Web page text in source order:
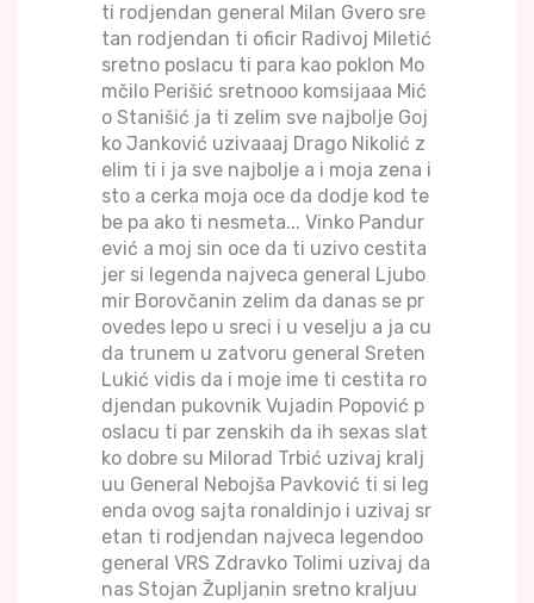
ti rodjendan general Milan Gvero sre
tan rodjendan ti oficir Radivoj Miletić
sretno poslacu ti para kao poklon Mo
mčilo Perišić sretnooo komsijaaa Mić
o Stanišić ja ti zelim sve najbolje Goj
ko Janković uzivaaaj Drago Nikolić z
elim ti i ja sve najbolje a i moja zena i
sto a cerka moja oce da dodje kod te
be pa ako ti nesmeta... Vinko Pandur
ević a moj sin oce da ti uzivo cestita
jer si legenda najveca general Ljubo
mir Borovčanin zelim da danas se pr
ovedes lepo u sreci i u veselju a ja cu
da trunem u zatvoru general Sreten
Lukić vidis da i moje ime ti cestita ro
djendan pukovnik Vujadin Popović p
oslacu ti par zenskih da ih sexas slat
ko dobre su Milorad Trbić uzivaj kralj
uu General Nebojša Pavković ti si leg
enda ovog sajta ronaldinjo i uzivaj sr
etan ti rodjendan najveca legendoo
general VRS Zdravko Tolimi uzivaj da
nas Stojan Župljanin sretno kraljuu